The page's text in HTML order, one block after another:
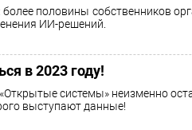
половины собственников
ИИ-решений.
в 2023 году!
системы» неизменно
выступают данные!